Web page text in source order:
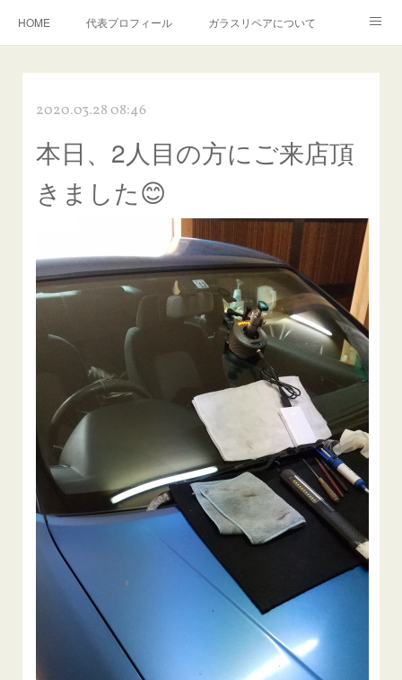
HOME 代表プロフィール ガラスリペアについて
飛び石施工料金について ガラスキズ取り/研磨・磨き・鱗取り
当店へのアクセス 建築ガラスキズ取り・研磨・磨き
【プロ使用】フッ素系ガラストリートメント『アクアペル』
当店の良心的価格の理由について
欧州車モールの白サビやシミを落とす！
instagram記事 ガラスリペア施工価格
飛び石ひび割れでヒビ先が伸びた場合は？
2020.03.28 08:46
本日、2人目の方にご来店頂
きました😊